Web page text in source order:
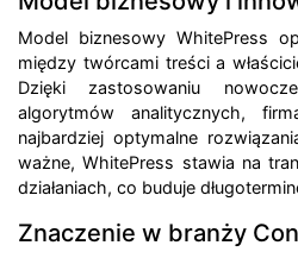
Model biznesowy WhitePress
między twórcami treści a
Dzięki zastosowaniu
algorytmów analitycznych,
najbardziej optymalne
ważne, WhitePress stawia na
działaniach, co buduje
Znaczenie w branży